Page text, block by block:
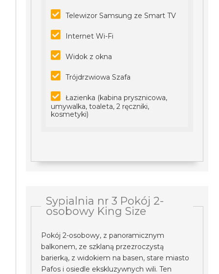
Telewizor Samsung ze Smart TV
Internet Wi-Fi
Widok z okna
Trójdrzwiowa Szafa
Łazienka (kabina prysznicowa,
umywalka, toaleta, 2 ręczniki,
kosmetyki)
Sypialnia nr 3 Pokój 2-
osobowy King Size
Pokój 2-osobowy, z panoramicznym
balkonem, ze szklaną przezroczystą
barierką, z widokiem na basen, stare miasto
Pafos i osiedle ekskluzywnych wili. Ten